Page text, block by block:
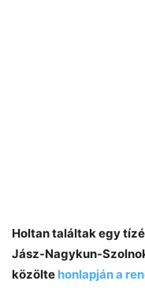
Holtan találtak egy
Jász-Nagykun-
közölte honlapján a